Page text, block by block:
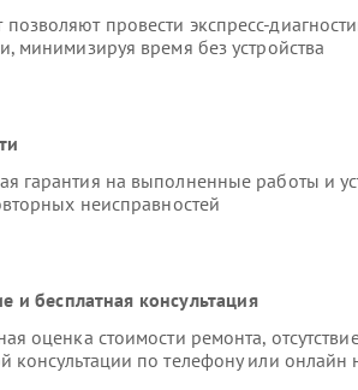
провести экспресс-
минимизируя время без устройства
гарантия на выполненные работы и
неисправностей
и бесплатная консультация
оценка стоимости ремонта,
консультации по телефону или онлайн